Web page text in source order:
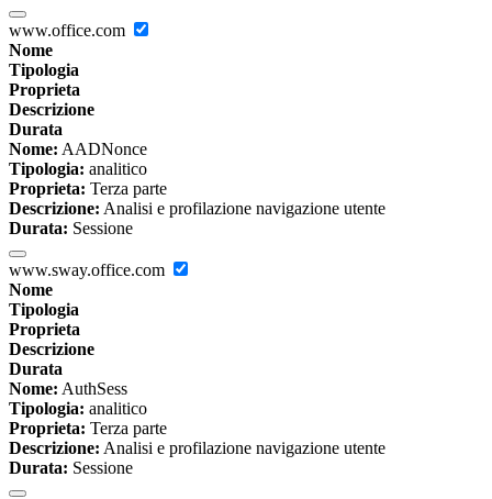
www.office.com
Nome
Tipologia
Proprieta
Descrizione
Durata
Nome: AADNonce
Tipologia: analitico
Proprieta: Terza parte
Descrizione: Analisi e profilazione navigazione utente
Durata: Sessione
www.sway.office.com
Nome
Tipologia
Proprieta
Descrizione
Durata
Nome: AuthSess
Tipologia: analitico
Proprieta: Terza parte
Descrizione: Analisi e profilazione navigazione utente
Durata: Sessione